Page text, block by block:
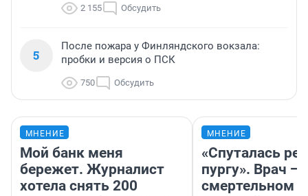
2 155 Обсудить
5
После пожара у Финляндского вокзала:
пробки и версия о ПСК
750 Обсудить
МНЕНИЕ
Мой банк меня
бережет. Журналист
хотела снять 200
МНЕНИЕ
«Спуталась
пургу». Врач —
смертельном